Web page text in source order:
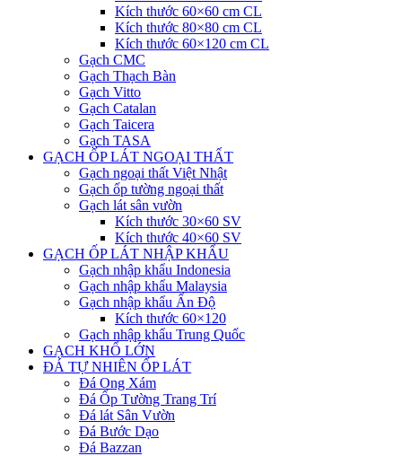
Kích thước 60×60 cm CL
Kích thước 80×80 cm CL
Kích thước 60×120 cm CL
Gạch CMC
Gạch Thạch Bàn
Gạch Vitto
Gạch Catalan
Gạch Taicera
Gạch TASA
GẠCH ỐP LÁT NGOẠI THẤT
Gạch ngoại thất Việt Nhật
Gạch ốp tường ngoại thất
Gạch lát sân vườn
Kích thước 30×60 SV
Kích thước 40×60 SV
GẠCH ỐP LÁT NHẬP KHẨU
Gạch nhập khẩu Indonesia
Gạch nhập khẩu Malaysia
Gạch nhập khẩu Ấn Độ
Kích thước 60×120
Gạch nhập khẩu Trung Quốc
GẠCH KHỔ LỚN
ĐÁ TỰ NHIÊN ỐP LÁT
Đá Ong Xám
Đá Ốp Tường Trang Trí
Đá lát Sân Vườn
Đá Bước Dạo
Đá Bazzan